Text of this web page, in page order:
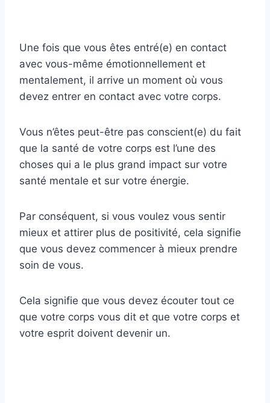
Une fois que vous êtes entré(e) en contact
avec vous-même émotionnellement et
mentalement, il arrive un moment où vous
devez entrer en contact avec votre corps.
Vous n’êtes peut-être pas conscient(e) du fait
que la santé de votre corps est l’une des
choses qui a le plus grand impact sur votre
santé mentale et sur votre énergie.
Par conséquent, si vous voulez vous sentir
mieux et attirer plus de positivité, cela signifie
que vous devez commencer à mieux prendre
soin de vous.
Cela signifie que vous devez écouter tout ce
que votre corps vous dit et que votre corps et
votre esprit doivent devenir un.